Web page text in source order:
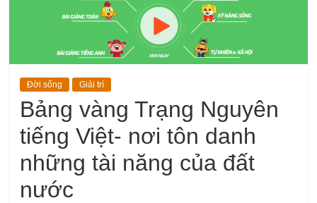
Đời sống Giải trí
Bảng vàng Trạng Nguyên
tiếng Việt- nơi tôn danh
những tài năng của đất
nước